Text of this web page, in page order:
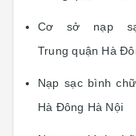
Cơ sở nạp
Trung quận Hà
Nạp sạc bình
Hà Đông Hà Nội